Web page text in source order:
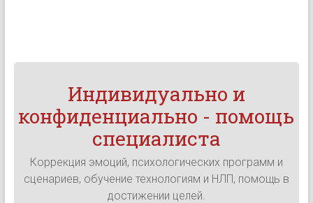
Индивидуально и
конфиденциально - помощь
специалиста
Коррекция эмоций, психологических программ и
сценариев, обучение технологиям и НЛП, помощь в
достижении целей.